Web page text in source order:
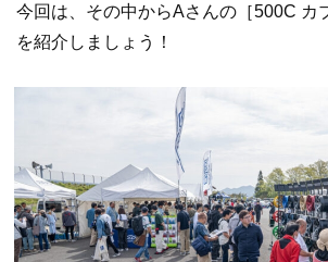
今回は、その中からAさんの［500C カ
を紹介しましょう！